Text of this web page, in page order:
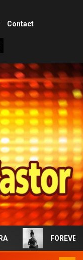
Contact
FOREVERMORE : la